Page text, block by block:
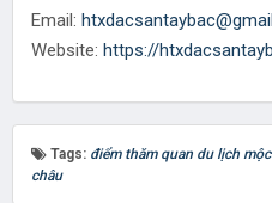
Email:
Website: https://
Tags: điểm thăm quan du lịch
châu